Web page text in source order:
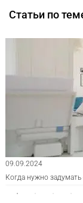
Статьи по
09.09.2024
Когда нужно